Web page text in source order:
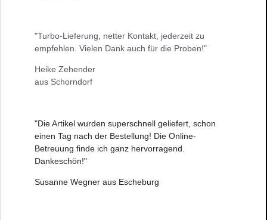
"Turbo-Lieferung, netter Kontakt, jederzeit zu
empfehlen. Vielen Dank auch für die Proben!"
Heike Zehender
aus Schorndorf
"Die Artikel wurden superschnell geliefert, schon
einen Tag nach der Bestellung! Die Online-
Betreuung finde ich ganz hervorragend.
Dankeschön!"
Susanne Wegner aus Escheburg